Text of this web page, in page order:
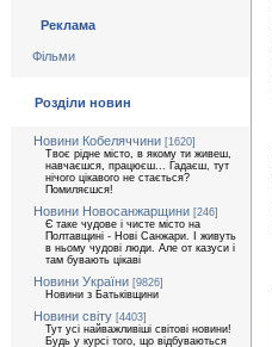
Реклама
Фільми
Розділи новин
Новини Кобеляччини [1620]
Твоє рідне місто, в якому ти живеш,
навчаєшся, працюєш... Гадаєш, тут
нічого цікавого не стається?
Помиляєшся!
Новини Новосанжарщини [246]
Є таке чудове і чисте місто на
Полтавщині - Нові Санжари. І живуть
в ньому чудові люди. Але от казуси і
там бувають цікаві
Новини України [9826]
Новини з Батьківщини
Новини світу [4403]
Тут усі найважливіші світові новини!
Будь у курсі того, що відбуваються